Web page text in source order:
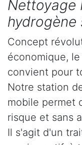
Nettoyage
hydrogène
Concept
économique,
convient pour
Notre station
mobile permet
risque et sans
Il s'agit d'un